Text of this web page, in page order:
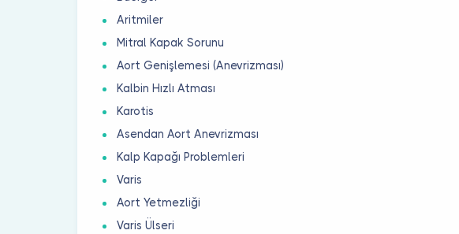
Aritmiler
Mitral Kapak Sorunu
Aort Genişlemesi (Anevrizması)
Kalbin Hızlı Atması
Karotis
Asendan Aort Anevrizması
Kalp Kapağı Problemleri
Varis
Aort Yetmezliği
Varis Ülseri